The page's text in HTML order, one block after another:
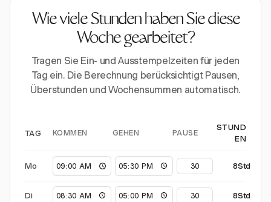
Wie viele Stunden haben Sie diese
Woche gearbeitet?
Tragen Sie Ein- und Ausstempelzeiten für jeden
Tag ein. Die Berechnung berücksichtigt Pausen,
Überstunden und Wochensummen automatisch.
TAG KOMMEN GEHEN PAUSE
STUND
EN
Mo 8Std
Di 8Std